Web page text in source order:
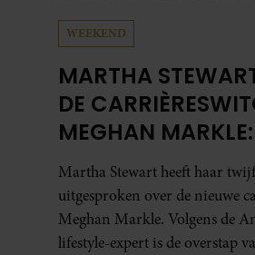
WEEKEND
MARTHA
DE
MEGHAN MARKLE:
DRAAIT OM
AUTHENTICITEIT’
Martha Stewart heeft haar
uitgesproken over de nieuwe
Meghan Markle. Volgens de
lifestyle-expert is de overstap